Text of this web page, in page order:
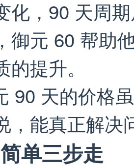
化，90 天周
御元 60 帮助
提升。
90 天的价格
，能真正解决
单三步走